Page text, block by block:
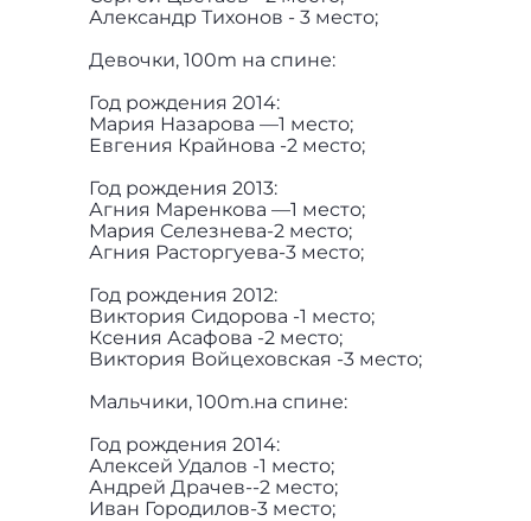
Александр Тихонов - 3 место;
Девочки, 100m на спине:
Год рождения 2014:
Мария Назарова —1 место;
Евгения Крайнова -2 место;
Год рождения 2013:
Агния Маренкова —1 место;
Мария Селезнева-2 место;
Агния Расторгуева-3 место;
Год рождения 2012:
Виктория Сидорова -1 место;
Ксения Асафова -2 место;
Виктория Войцеховская -3 место;
Мальчики, 100m.на спине:
Год рождения 2014:
Алексей Удалов -1 место;
Андрей Драчев--2 место;
Иван Городилов-3 место;